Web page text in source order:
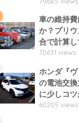
車の維持
か？プリ
合で計算し
70631 views
ホンダ『
の電池交
に少しコ
60205 views